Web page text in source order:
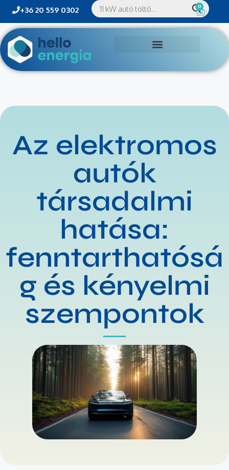
+36 20 559 0302 0
Az elektromos
autók
társadalmi
hatása:
fenntarthatósá
g és kényelmi
szempontok